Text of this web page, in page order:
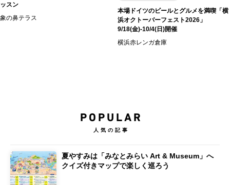
ッスン
象の鼻テラス
本場ドイツのビールとグルメを満喫「横
浜オクトーバーフェスト2026」
9/18(金)-10/4(日)開催
横浜赤レンガ倉庫
POPULAR
人気の記事
夏やすみは「みなとみらい Art & Museum」へ
クイズ付きマップで楽しく巡ろう